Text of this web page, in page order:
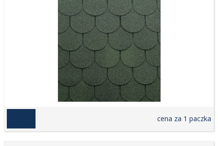
cena za 1 paczka